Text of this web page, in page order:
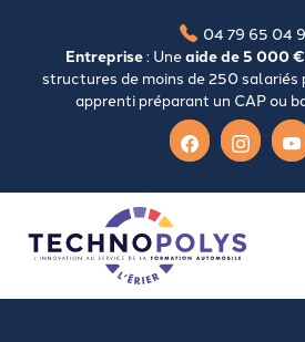
04 79 65 04
Entreprise: Uneaide de 5 000 €
structures de moins de 250 salariés
apprenti préparant un CAP ou